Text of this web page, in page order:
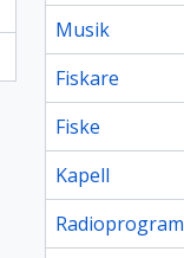
Musik
Fiskare
Fiske
Kapell
Radioprogram